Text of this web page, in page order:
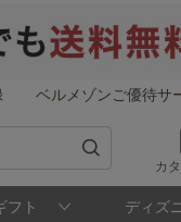
ベルメゾンご優待サ
カ
フト ディズ